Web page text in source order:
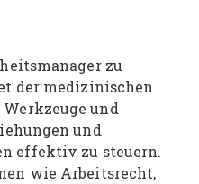
zu
der medizinischen
und
und
effektiv zu steuern.
wie Arbeitsrecht,